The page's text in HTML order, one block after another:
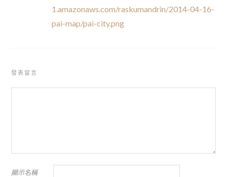
1.amazonaws.com/raskumandrin/2014-04-16-
pai-map/pai-city.png
發表留言
顯示名稱